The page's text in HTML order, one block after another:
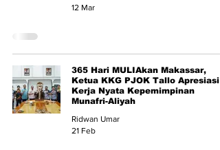
12 Mar
365 Hari MULIAkan Makassar,
Ketua KKG PJOK Tallo Apresiasi
Kerja Nyata Kepemimpinan
Munafri-Aliyah
Ridwan Umar
21 Feb